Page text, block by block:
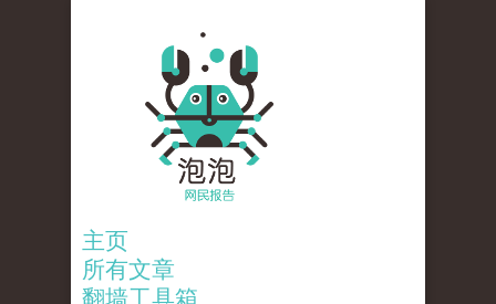
主页
所有文章
翻墙工具箱